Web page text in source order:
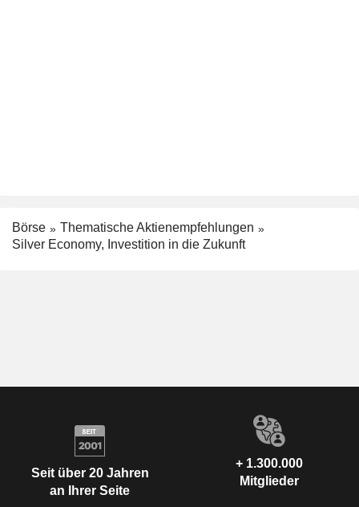
Börse
Thematische Aktienempfehlungen
Silver Economy, Investition in die Zukunft
Seit über 20 Jahren
an Ihrer Seite
+ 1.300.000
Mitglieder